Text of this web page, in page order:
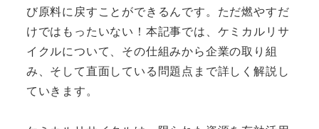
び原料に戻すことができるんです。ただ燃やすだ
けではもったいない！本記事では、ケミカルリサ
イクルについて、その仕組みから企業の取り組
み、そして直面している問題点まで詳しく解説し
ていきます。